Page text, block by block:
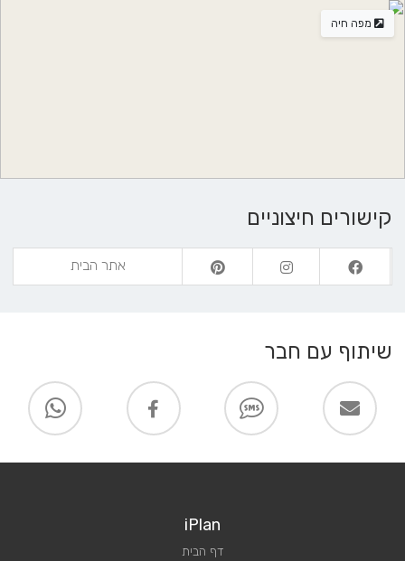
מפה חיה
קישורים חיצוניים
אתר הבית
שיתוף עם חבר
iPlan
דף הבית